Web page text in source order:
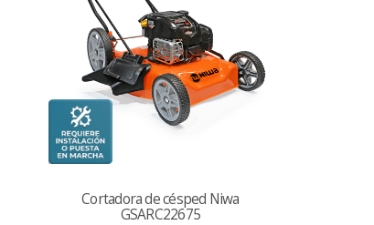
Cortadora de césped Niwa
GSARC22675